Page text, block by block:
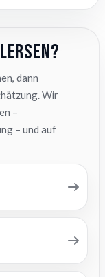
dann
Wir
–
– und auf